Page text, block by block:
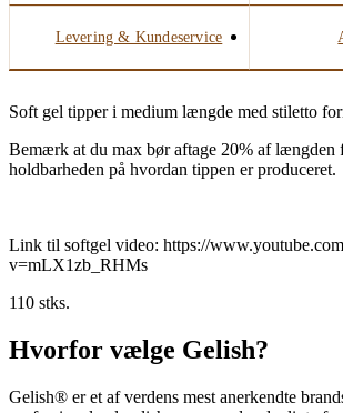
Levering & Kundeservice
Soft gel tipper i medium længde med stiletto
Bemærk at du max bør aftage 20% af længden
holdbarheden på hvordan tippen er produceret.
Link til softgel video: https://
v=mLX1zb_RHMs
110 stks.
Hvorfor vælge Gelish?
Gelish® er et af verdens mest anerkendte